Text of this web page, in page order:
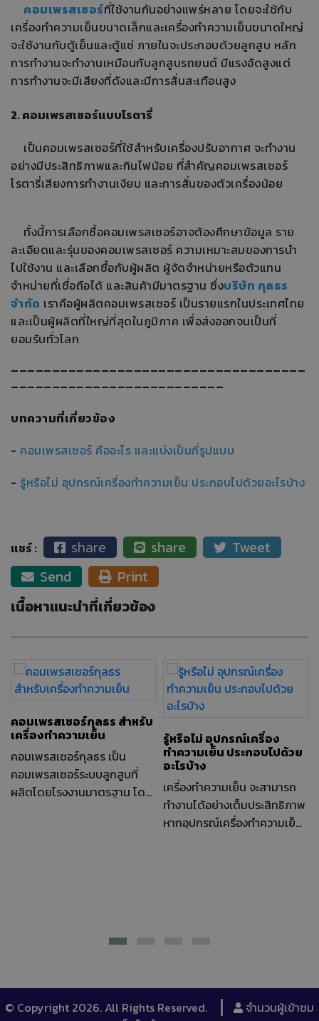
คอมเพรสเซอร์ที่ใช้งานกันอย่างแพร่หลาย โดยจะใช้กับ
เครื่องทำความเย็นขนาดเล็กและเครื่องทำความเย็นขนาดใหญ่
จะใช้งานกับตู้เย็นและตู้แช่ ภายในจะประกอบด้วยลูกสูบ หลัก
การทำงานจะทำงานเหมือนกับลูกสูบรถยนต์ มีแรงอัดสูงแต่
การทำงานจะมีเสียงที่ดังและมีการสั่นสะเทือนสูง
2. คอมเพรสเซอร์แบบโรตารี่
เป็นคอมเพรสเซอร์ที่ใช้สำหรับเครื่องปรับอากาศ จะทำงาน
อย่างมีประสิทธิภาพและกินไฟน้อย ที่สำคัญคอมเพรสเซอร์
โรตารี่เสียงการทำงานเงียบ และการสั่นของตัวเครื่องน้อย
ทั้งนี้การเลือกซื้อคอมเพรสเซอร์อาจต้องศึกษาข้อมูล ราย
ละเอียดและรุ่นของคอมเพรสเซอร์ ความเหมาะสมของการนำ
ไปใช้งาน และเลือกซื้อกับผู้ผลิต ผู้จัดจำหน่ายหรือตัวแทน
จำหน่ายที่เชื่อถือได้ และสินค้ามีมาตรฐาน ซึ่งบริษัท กุลธร
จำกัด เราคือผู้ผลิตคอมเพรสเซอร์ เป็นรายแรกในประเทศไทย
และเป็นผู้ผลิตที่ใหญ่ที่สุดในภูมิภาค เพื่อส่งออกจนเป็นที่
ยอมรับทั่วโลก
------------------------------------
--------------------------
บทความที่เกี่ยวข้อง
- คอมเพรสเซอร์ คืออะไร และแบ่งเป็นกี่รูปแบบ
- รู้หรือไม่ อุปกรณ์เครื่องทำความเย็น ประกอบไปด้วยอะไรบ้าง
แชร์ share share
Tweet
Send
Print
เนื้อหาแนะนำที่เกี่ยวข้อง
คอมเพรสเซอร์กุลธร สำหรับ
เครื่องทำความเย็น
คอมเพรสเซอร์กุลธร เป็น
คอมเพรสเซอร์ระบบลูกสูบที่
ผลิตโดยโรงงานมาตรฐาน โดย
รู้หรือไม่ อุปกรณ์เครื่อง
ทำความเย็น ประกอบไปด้วย
อะไรบ้าง
เครื่องทำความเย็น จะสามารถ
ทำงานได้อย่างเต็มประสิทธิภาพ
หากอุปกรณ์เครื่องทำความเย็น
© Copyright 2026. All Rights Reserved.
จำนวนผู้เข้าชม